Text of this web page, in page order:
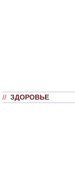
// ЗДОРОВЬЕ